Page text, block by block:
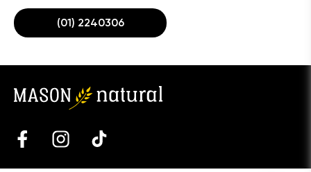
(01) 2240306